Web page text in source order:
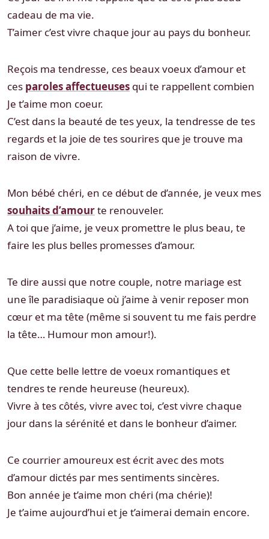
cadeau de ma vie.
T’aimer c’est vivre chaque jour au pays du bonheur.
Reçois ma tendresse, ces beaux voeux d’amour et
ces paroles affectueuses qui te rappellent combien
Je t’aime mon coeur.
C’est dans la beauté de tes yeux, la tendresse de tes
regards et la joie de tes sourires que je trouve ma
raison de vivre.
Mon bébé chéri, en ce début de d’année, je veux mes
souhaits d’amourte renouveler.
A toi que j’aime, je veux promettre le plus beau, te
faire les plus belles promesses d’amour.
Te dire aussi que notre couple, notre mariage est
une île paradisiaque où j’aime à venir reposer mon
cœur et ma tête (même si souvent tu me fais perdre
la tête… Humour mon amour!).
Que cette belle lettre de voeux romantiques et
tendres te rende heureuse (heureux).
Vivre à tes côtés, vivre avec toi, c’est vivre chaque
jour dans la sérénité et dans le bonheur d’aimer.
Ce courrier amoureux est écrit avec des mots
d’amour dictés par mes sentiments sincères.
Bon année je t’aime mon chéri (ma chérie)!
Je t’aime aujourd’hui et je t’aimerai demain encore.